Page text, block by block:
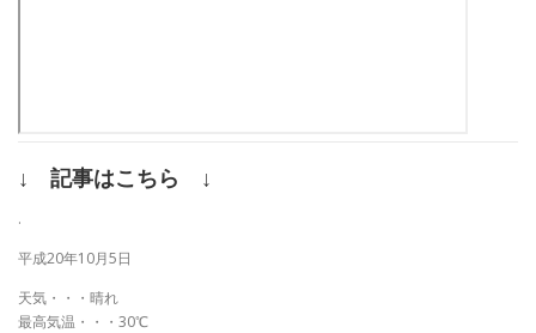
↓ 記事はこちら ↓
.
平成20年10月5日
天気・・・晴れ
最高気温・・・30℃